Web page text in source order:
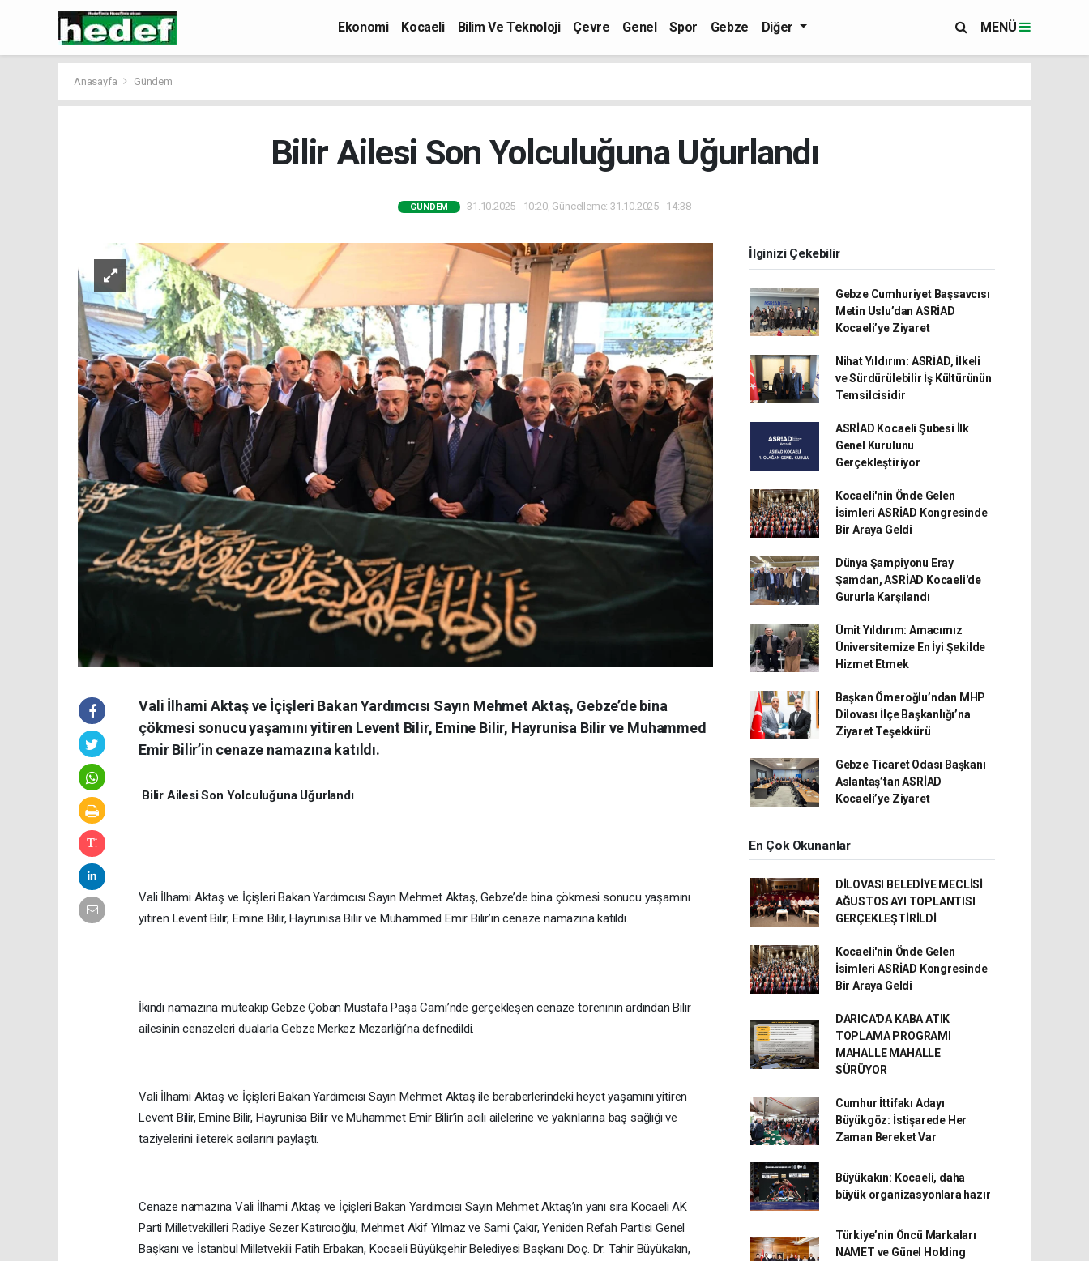
Ekonomi Kocaeli Bilim Ve Teknoloji Çevre Genel Spor Gebze Diğer MENÜ
Anasayfa Gündem
Bilir Ailesi Son Yolculuğuna Uğurlandı
GÜNDEM 31.10.2025 - 10:20, Güncelleme: 31.10.2025 - 14:38
Vali İlhami Aktaş ve İçişleri Bakan Yardımcısı Sayın Mehmet Aktaş, Gebze’de bina
çökmesi sonucu yaşamını yitiren Levent Bilir, Emine Bilir, Hayrunisa Bilir ve Muhammed
Emir Bilir’in cenaze namazına katıldı.
Bilir Ailesi Son Yolculuğuna Uğurlandı
Vali İlhami Aktaş ve İçişleri Bakan Yardımcısı Sayın Mehmet Aktaş, Gebze’de bina çökmesi sonucu yaşamını
yitiren Levent Bilir, Emine Bilir, Hayrunisa Bilir ve Muhammed Emir Bilir’in cenaze namazına katıldı.
İkindi namazına müteakip Gebze Çoban Mustafa Paşa Cami’nde gerçekleşen cenaze töreninin ardından Bilir
ailesinin cenazeleri dualarla Gebze Merkez Mezarlığı’na defnedildi.
Vali İlhami Aktaş ve İçişleri Bakan Yardımcısı Sayın Mehmet Aktaş ile beraberlerindeki heyet yaşamını yitiren
Levent Bilir, Emine Bilir, Hayrunisa Bilir ve Muhammet Emir Bilir’in acılı ailelerine ve yakınlarına baş sağlığı ve
taziyelerini ileterek acılarını paylaştı.
Cenaze namazına Vali İlhami Aktaş ve İçişleri Bakan Yardımcısı Sayın Mehmet Aktaş’ın yanı sıra Kocaeli AK
Parti Milletvekilleri Radiye Sezer Katırcıoğlu, Mehmet Akif Yılmaz ve Sami Çakır, Yeniden Refah Partisi Genel
Başkanı ve İstanbul Milletvekili Fatih Erbakan, Kocaeli Büyükşehir Belediyesi Başkanı Doç. Dr. Tahir Büyükakın,
İlginizi Çekebilir
Gebze Cumhuriyet Başsavcısı
Metin Uslu’dan ASRİAD
Kocaeli’ye Ziyaret
Nihat Yıldırım: ASRİAD, İlkeli
ve Sürdürülebilir İş Kültürünün
Temsilcisidir
ASRİAD Kocaeli Şubesi İlk
Genel Kurulunu
Gerçekleştiriyor
Kocaeli'nin Önde Gelen
İsimleri ASRİAD Kongresinde
Bir Araya Geldi
Dünya Şampiyonu Eray
Şamdan, ASRİAD Kocaeli'de
Gururla Karşılandı
Ümit Yıldırım: Amacımız
Üniversitemize En İyi Şekilde
Hizmet Etmek
Başkan Ömeroğlu’ndan MHP
Dilovası İlçe Başkanlığı’na
Ziyaret Teşekkürü
Gebze Ticaret Odası Başkanı
Aslantaş’tan ASRİAD
Kocaeli’ye Ziyaret
En Çok Okunanlar
DİLOVASI BELEDİYE MECLİSİ
AĞUSTOS AYI TOPLANTISI
GERÇEKLEŞTİRİLDİ
Kocaeli'nin Önde Gelen
İsimleri ASRİAD Kongresinde
Bir Araya Geldi
DARICA'DA KABA ATIK
TOPLAMA PROGRAMI
MAHALLE MAHALLE
SÜRÜYOR
Cumhur İttifakı Adayı
Büyükgöz: İstişarede Her
Zaman Bereket Var
Büyükakın: Kocaeli, daha
büyük organizasyonlara hazır
Türkiye’nin Öncü Markaları
NAMET ve Günel Holding